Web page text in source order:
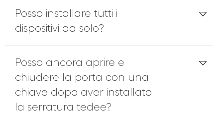
Posso installare tutti i
dispositivi da solo?
Posso ancora aprire e
chiudere la porta con una
chiave dopo aver installato
la serratura tedee?